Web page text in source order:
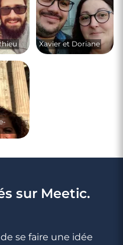
Xavier et Doriane
sur Meetic.
se faire une idée